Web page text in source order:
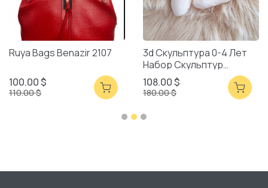
Ruya Bags Benazir 2107
100.00 $
110.00 $
3d Скульптура 0-4 Лет
Набор Скульптур
Смешанная Упаковка
108.00 $
180.00 $